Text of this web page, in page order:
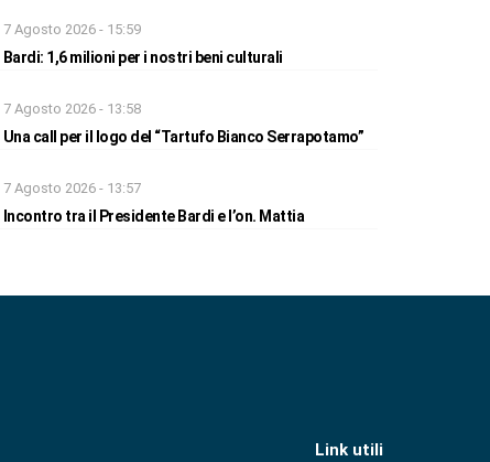
7 Agosto 2026 - 15:59
Bardi: 1,6 milioni per i nostri beni culturali
7 Agosto 2026 - 13:58
Una call per il logo del “Tartufo Bianco Serrapotamo”
7 Agosto 2026 - 13:57
Incontro tra il Presidente Bardi e l’on. Mattia
Link utili